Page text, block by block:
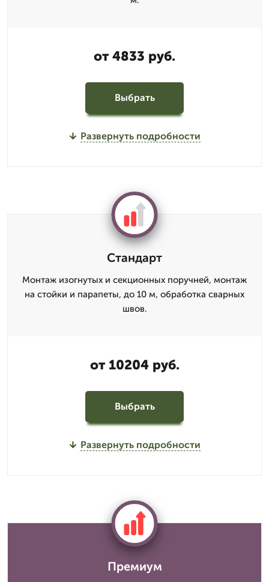
от 4833 руб.
Выбрать
Развернуть подробности
Стандарт
Монтаж изогнутых и секционных поручней, монтаж
на стойки и парапеты, до 10 м, обработка сварных
швов.
от 10204 руб.
Выбрать
Развернуть подробности
Премиум